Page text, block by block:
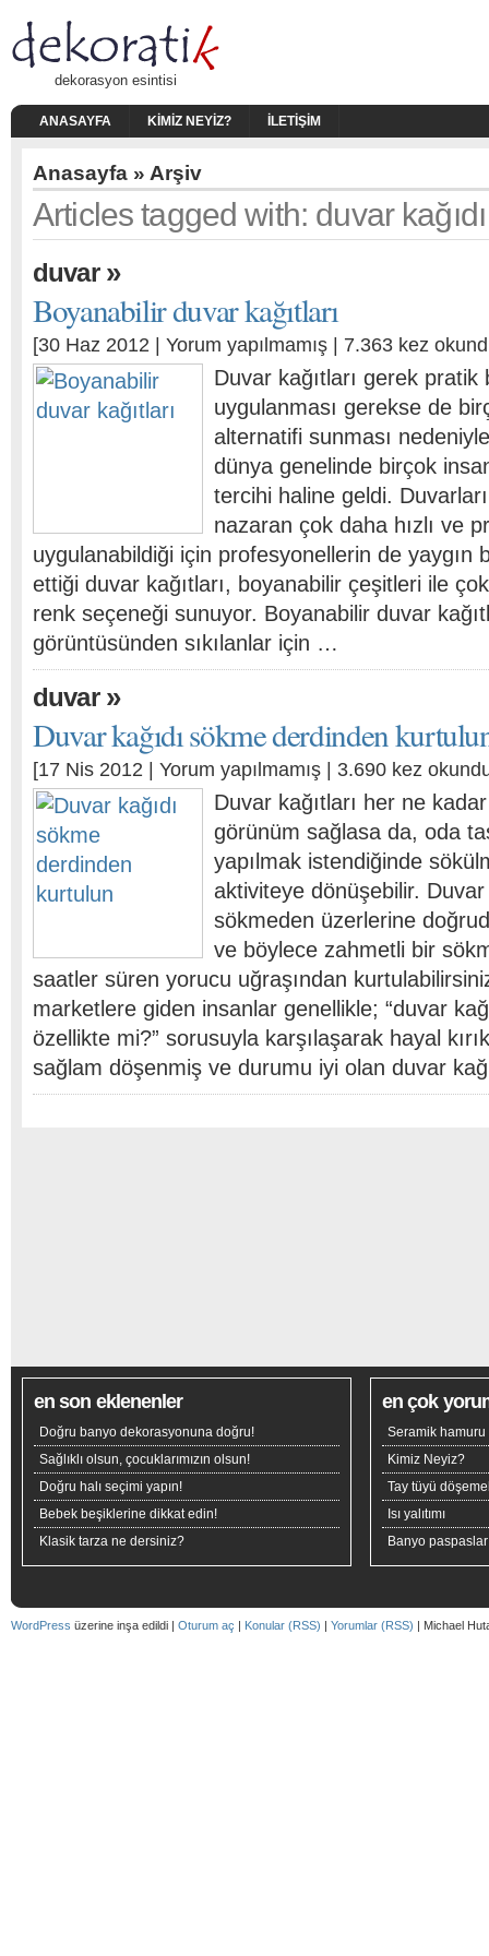
dekorasyon esintisi
ANASAYFA KIMIZ NEYIZ? İLETIŞIM
Anasayfa » Arşiv
Articles tagged with: duvar
duvar»
Boyanabilir duvar kağıtları
[30 Haz 2012 | Yorum yapılmamış | 7.363 kez
Duvar kağıtları gerek pratik
uygulanması gerekse de
alternatifi sunması
dünya genelinde birçok
tercihi haline geldi.
nazaran çok daha hızlı ve
uygulanabildiği için profesyonellerin de yaygın
ettiği duvar kağıtları, boyanabilir çeşitleri ile
renk seçeneği sunuyor. Boyanabilir duvar
görüntüsünden sıkılanlar için …
duvar»
Duvar kağıdı sökme derdinden
[17 Nis 2012 | Yorum yapılmamış | 3.690 kez
Duvar kağıtları her ne
görünüm sağlasa da, oda
yapılmak istendiğinde
aktiviteye dönüşebilir. Duvar
sökmeden üzerlerine
ve böylece zahmetli bir
saatler süren yorucu uğraşından
marketlere giden insanlar genellikle; “duvar
özellikte mi?” sorusuyla karşılaşarak hayal
sağlam döşenmiş ve durumu iyi olan duvar
en son eklenenler
Doğru banyo dekorasyonuna doğru!
Sağlıklı olsun, çocuklarımızın olsun!
Doğru halı seçimi yapın!
Bebek beşiklerine dikkat edin!
Klasik tarza ne dersiniz?
en çok
Seramik hamuru
Kimiz Neyiz?
Tay tüyü
Isı yalıtımı
Banyo
WordPress üzerine inşa edildi | Oturum aç | Konular (RSS) | Yorumlar (RSS) | Michael